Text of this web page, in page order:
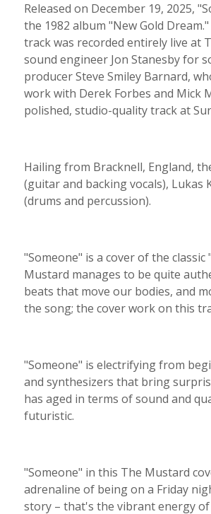
Released on December 19, 2025,
the 1982 album "New Gold
track was recorded entirely live at
sound engineer Jon Stanesby for
producer Steve Smiley Barnard,
work with Derek Forbes and Mick
polished, studio-quality track at
Hailing from Bracknell, England,
(guitar and backing vocals), Lukas
(drums and percussion).
"Someone" is a cover of the
Mustard manages to be quite
beats that move our bodies, and
the song; the cover work on this
"Someone" is electrifying from
and synthesizers that bring
has aged in terms of sound and
futuristic.
"Someone" in this The Mustard
adrenaline of being on a Friday
story – that's the vibrant energy